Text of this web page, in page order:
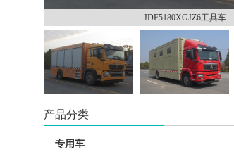
JDF5180XGJZ6工具车
产品分类
专用车